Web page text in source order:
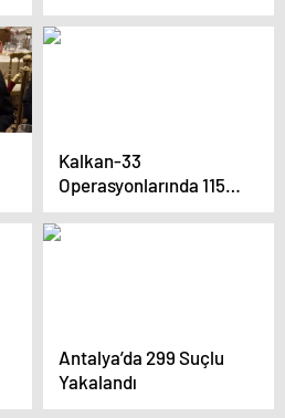
İtilen Göçmenler
Kurtarıldı
Kalkan-33
Operasyonlarında 115
Göçmen Kaçakçılığı
Organizâtörü
Antalya’da 299 Suçlu
Yakalandı